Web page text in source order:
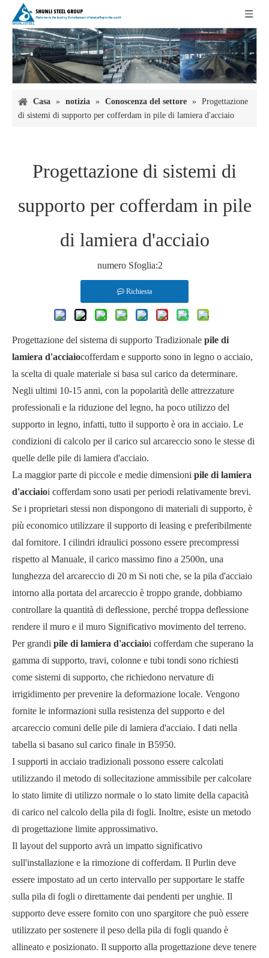
Casa » notizia » Conoscenza del settore » Progettazione
di sistemi di supporto per cofferdam in pile di lamiera d'acciaio
Progettazione di sistemi di
supporto per cofferdam in pile
di lamiera d'acciaio
numero Sfoglia:2
Richiesta
Progettazione del sistema di supporto Tradizionale pile di
lamiera d'acciaiocofferdam e supporto sono in legno o acciaio,
la scelta di quale materiale si basa sul carico da determinare.
Negli ultimi 10-15 anni, con la popolarità delle attrezzature
professionali e la riduzione del legno, ha poco utilizzo del
supporto in legno, infatti, tutto il supporto è ora in acciaio. Le
condizioni di calcolo per il carico sul arcareccio sono le stesse di
quelle delle pile di lamiera d'acciaio.
La maggior parte di piccole e medie dimensioni pile di lamiera
d'acciaioi cofferdam sono usati per periodi relativamente brevi.
Se i proprietari stessi non dispongono di materiali di supporto, è
più economico utilizzare il supporto di leasing e preferibilmente
dal fornitore. I cilindri idraulici possono essere precompressi
rispetto al Manuale, il carico massimo fino a 2500n, una
lunghezza del arcareccio di 20 m Si noti che, se la pila d'acciaio
intorno alla portata del arcareccio è troppo grande, dobbiamo
controllare la quantità di deflessione, perché troppa deflessione
rendere il muro e il muro Significativo movimento del terreno.
Per grandi pile di lamiera d'acciaioi cofferdam che superano la
gamma di supporto, travi, colonne e tubi tondi sono richiesti
come sistemi di supporto, che richiedono nervature di
irrigidimento per prevenire la deformazione locale. Vengono
fornite le informazioni sulla resistenza del supporto e del
arcareccio comuni delle pile di lamiera d'acciaio. I dati nella
tabella si basano sul carico finale in B5950.
I supporti in acciaio tradizionali possono essere calcolati
utilizzando il metodo di sollecitazione ammissibile per calcolare
lo stato limite di utilizzo normale o lo stato limite della capacità
di carico nel calcolo della pila di fogli. Inoltre, esiste un metodo
di progettazione limite approssimativo.
Il layout del supporto avrà un impatto significativo
sull'installazione e la rimozione di cofferdam. Il Purlin deve
essere impostato ad un certo intervallo per supportare le staffe
sulla pila di fogli o direttamente dai pendenti per unghie. Il
supporto deve essere fornito con uno spargitore che può essere
utilizzato per sostenere il peso della pila di fogli quando è
allineato e posizionato. Il supporto alla progettazione deve tenere